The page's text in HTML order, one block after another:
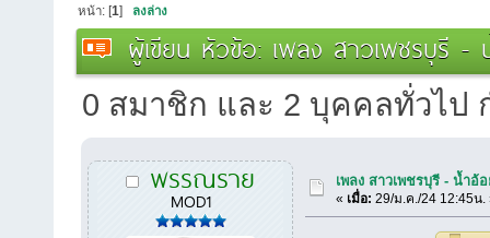
หน้า: [1] ลงล่าง
ผู้เขียน หัวข้อ: เพลง สาวเพชรบุรี
0 สมาชิก และ 2 บุคคลทั่วไป
พรรณราย
MOD1
เพลง สาวเพชรบุรี - น้ำอ้
« เมื่อ: 29/ม.ค./24 12:45น.